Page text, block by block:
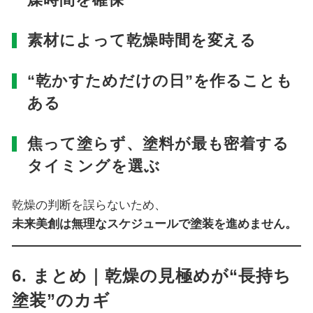
素材によって乾燥時間を変える
“乾かすためだけの日”を作ることも
ある
焦って塗らず、塗料が最も密着する
タイミングを選ぶ
乾燥の判断を誤らないため、
未来美創は無理なスケジュールで塗装を進めません。
6. まとめ｜乾燥の見極めが“長持ち
塗装”のカギ